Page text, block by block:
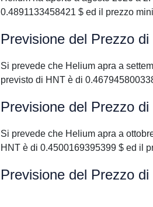
0.4891133458421 $ ed il prezzo
Previsione del Prezzo
Si prevede che Helium apra a
previsto di HNT è di
Previsione del Prezzo
Si prevede che Helium apra a
HNT è di 0.4500169395399 $ ed il
Previsione del Prezzo